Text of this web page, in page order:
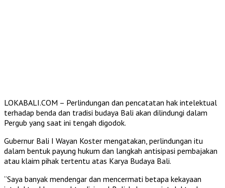
LOKABALI.COM – Perlindungan dan pencatatan hak intelektual
terhadap benda dan tradisi budaya Bali akan dilindungi dalam
Pergub yang saat ini tengah digodok.
Gubernur Bali I Wayan Koster mengatakan, perlindungan itu
dalam bentuk payung hukum dan langkah antisipasi pembajakan
atau klaim pihak tertentu atas Karya Budaya Bali.
“Saya banyak mendengar dan mencermati betapa kekayaan